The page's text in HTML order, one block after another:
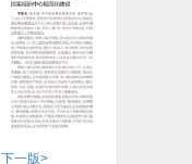
下一版>